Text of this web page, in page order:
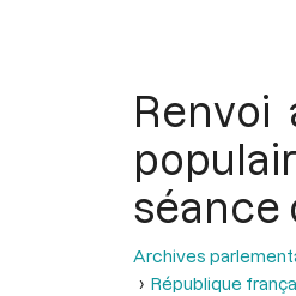
séance
Archives
République